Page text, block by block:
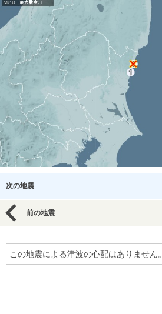
次の地震
前の地震
この地震による津波の心配はありません。